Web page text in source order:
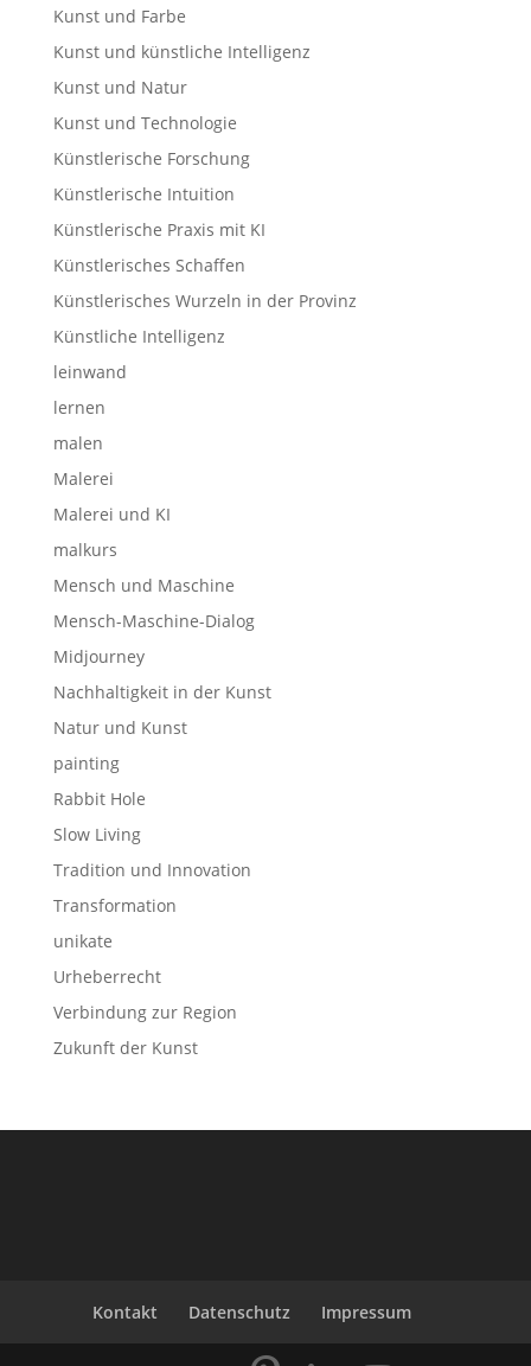
Kunst und Farbe
Kunst und künstliche Intelligenz
Kunst und Natur
Kunst und Technologie
Künstlerische Forschung
Künstlerische Intuition
Künstlerische Praxis mit KI
Künstlerisches Schaffen
Künstlerisches Wurzeln in der Provinz
Künstliche Intelligenz
leinwand
lernen
malen
Malerei
Malerei und KI
malkurs
Mensch und Maschine
Mensch-Maschine-Dialog
Midjourney
Nachhaltigkeit in der Kunst
Natur und Kunst
painting
Rabbit Hole
Slow Living
Tradition und Innovation
Transformation
unikate
Urheberrecht
Verbindung zur Region
Zukunft der Kunst
Kontakt Datenschutz Impressum